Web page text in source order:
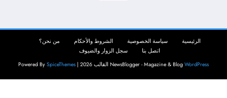
الرئيسية سياسة الخصوصية الشروط والأحكام
من نحن؟
اتصل بنا
سجل الزوار والضيوف
NewsBlogger - Magazine & Blog WordPress القالب 2026 | Powered By SpiceThemes